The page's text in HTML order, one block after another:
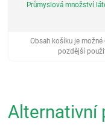
Průmyslová množství
Obsah košíku je
pozdější
Alternativní